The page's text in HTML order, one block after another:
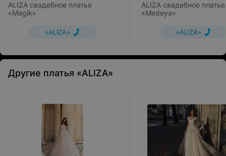
ALIZA свадебное платье
«Magik»
«ALIZA»
ALIZA свадебное платье
«Medeya»
«ALIZA»
Другие платья «ALIZA»